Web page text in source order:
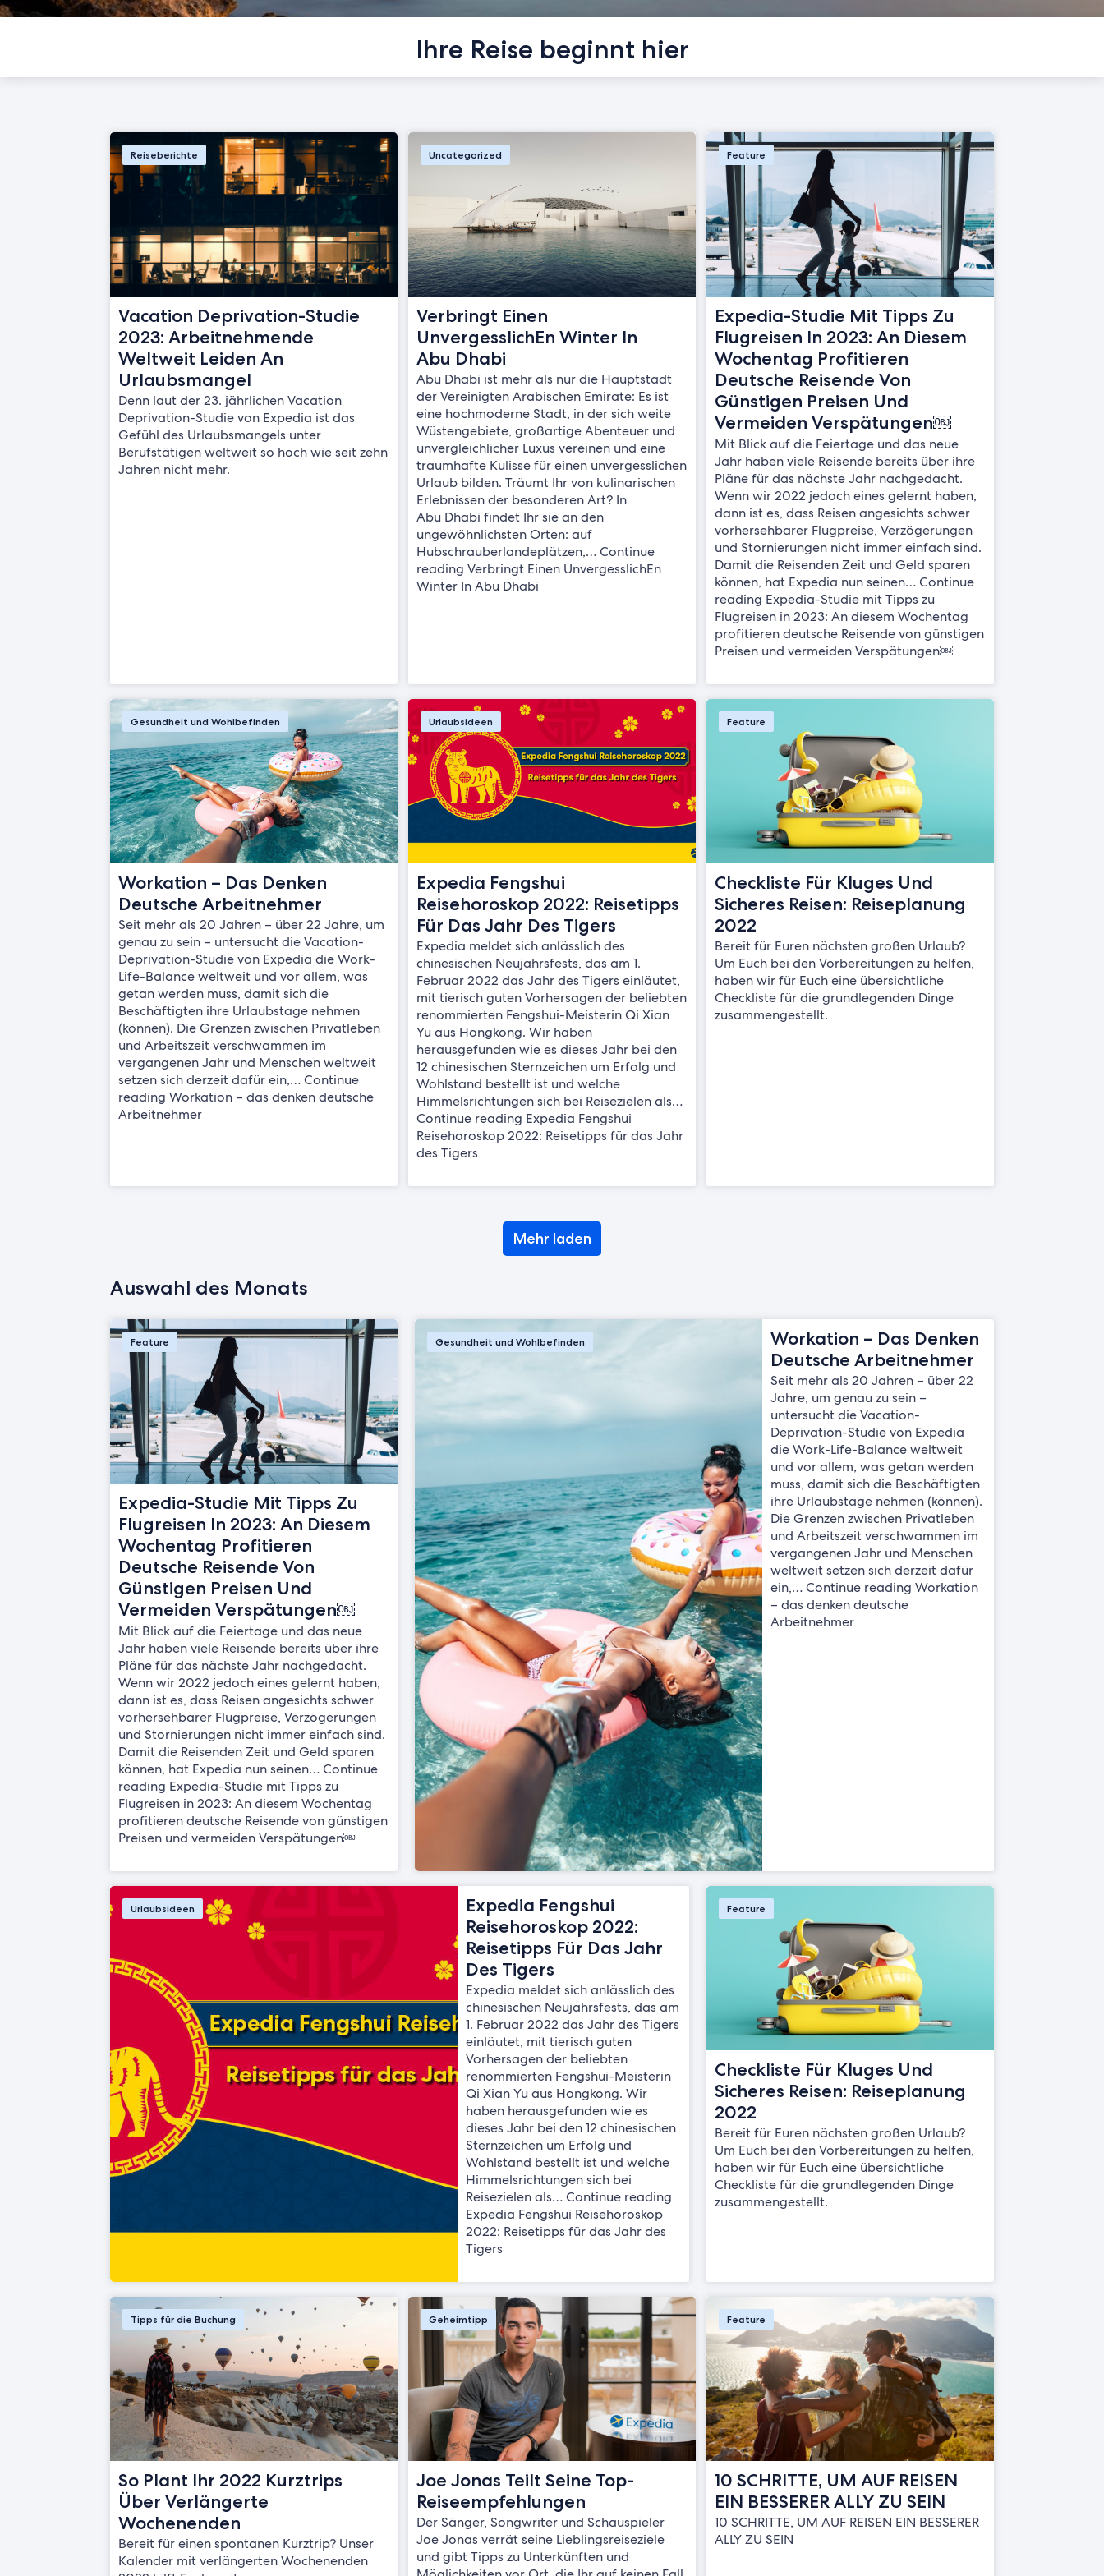
Ihre Reise beginnt hier
Reiseberichte
Vacation Deprivation-Studie
2023: Arbeitnehmende
Weltweit Leiden An
Urlaubsmangel
Denn laut der 23. jährlichen Vacation
Deprivation-Studie von Expedia ist das
Gefühl des Urlaubsmangels unter
Berufstätigen weltweit so hoch wie seit zehn
Jahren nicht mehr.
Uncategorized
Verbringt Einen
UnvergesslichEn Winter In
Abu Dhabi
Abu Dhabi ist mehr als nur die Hauptstadt
der Vereinigten Arabischen Emirate: Es ist
eine hochmoderne Stadt, in der sich weite
Wüstengebiete, großartige Abenteuer und
unvergleichlicher Luxus vereinen und eine
traumhafte Kulisse für einen unvergesslichen
Urlaub bilden. Träumt Ihr von kulinarischen
Erlebnissen der besonderen Art? In
Abu Dhabi findet Ihr sie an den
ungewöhnlichsten Orten: auf
Hubschrauberlandeplätzen,… Continue
reading Verbringt Einen UnvergesslichEn
Winter In Abu Dhabi
Feature
Expedia-Studie Mit Tipps Zu
Flugreisen In 2023: An Diesem
Wochentag Profitieren
Deutsche Reisende Von
Günstigen Preisen Und
Vermeiden Verspätungen￼
Mit Blick auf die Feiertage und das neue
Jahr haben viele Reisende bereits über ihre
Pläne für das nächste Jahr nachgedacht.
Wenn wir 2022 jedoch eines gelernt haben,
dann ist es, dass Reisen angesichts schwer
vorhersehbarer Flugpreise, Verzögerungen
und Stornierungen nicht immer einfach sind.
Damit die Reisenden Zeit und Geld sparen
können, hat Expedia nun seinen… Continue
reading Expedia-Studie mit Tipps zu
Flugreisen in 2023: An diesem Wochentag
profitieren deutsche Reisende von günstigen
Preisen und vermeiden Verspätungen￼
Gesundheit und Wohlbefinden
Workation – Das Denken
Deutsche Arbeitnehmer
Seit mehr als 20 Jahren – über 22 Jahre, um
genau zu sein – untersucht die Vacation-
Deprivation-Studie von Expedia die Work-
Life-Balance weltweit und vor allem, was
getan werden muss, damit sich die
Beschäftigten ihre Urlaubstage nehmen
(können). Die Grenzen zwischen Privatleben
und Arbeitszeit verschwammen im
vergangenen Jahr und Menschen weltweit
setzen sich derzeit dafür ein,… Continue
reading Workation – das denken deutsche
Arbeitnehmer
Urlaubsideen
Expedia Fengshui
Reisehoroskop 2022: Reisetipps
Für Das Jahr Des Tigers
Expedia meldet sich anlässlich des
chinesischen Neujahrsfests, das am 1.
Februar 2022 das Jahr des Tigers einläutet,
mit tierisch guten Vorhersagen der beliebten
renommierten Fengshui-Meisterin Qi Xian
Yu aus Hongkong. Wir haben
herausgefunden wie es dieses Jahr bei den
12 chinesischen Sternzeichen um Erfolg und
Wohlstand bestellt ist und welche
Himmelsrichtungen sich bei Reisezielen als…
Continue reading Expedia Fengshui
Reisehoroskop 2022: Reisetipps für das Jahr
des Tigers
Feature
Checkliste Für Kluges Und
Sicheres Reisen: Reiseplanung
2022
Bereit für Euren nächsten großen Urlaub?
Um Euch bei den Vorbereitungen zu helfen,
haben wir für Euch eine übersichtliche
Checkliste für die grundlegenden Dinge
zusammengestellt.
Mehr laden
Auswahl des Monats
Feature
Expedia-Studie Mit Tipps Zu
Flugreisen In 2023: An Diesem
Wochentag Profitieren
Deutsche Reisende Von
Günstigen Preisen Und
Vermeiden Verspätungen￼
Mit Blick auf die Feiertage und das neue
Jahr haben viele Reisende bereits über ihre
Pläne für das nächste Jahr nachgedacht.
Wenn wir 2022 jedoch eines gelernt haben,
dann ist es, dass Reisen angesichts schwer
vorhersehbarer Flugpreise, Verzögerungen
und Stornierungen nicht immer einfach sind.
Damit die Reisenden Zeit und Geld sparen
können, hat Expedia nun seinen… Continue
reading Expedia-Studie mit Tipps zu
Flugreisen in 2023: An diesem Wochentag
profitieren deutsche Reisende von günstigen
Preisen und vermeiden Verspätungen￼
Gesundheit und Wohlbefinden
Workation – Das Denken
Deutsche Arbeitnehmer
Seit mehr als 20 Jahren – über 22
Jahre, um genau zu sein –
untersucht die Vacation-
Deprivation-Studie von Expedia
die Work-Life-Balance weltweit
und vor allem, was getan werden
muss, damit sich die Beschäftigten
ihre Urlaubstage nehmen (können).
Die Grenzen zwischen Privatleben
und Arbeitszeit verschwammen im
vergangenen Jahr und Menschen
weltweit setzen sich derzeit dafür
ein,… Continue reading Workation
– das denken deutsche
Arbeitnehmer
Urlaubsideen
Expedia Fengshui
Reisehoroskop 2022:
Reisetipps Für Das Jahr
Des Tigers
Expedia meldet sich anlässlich des
chinesischen Neujahrsfests, das am
1. Februar 2022 das Jahr des Tigers
einläutet, mit tierisch guten
Vorhersagen der beliebten
renommierten Fengshui-Meisterin
Qi Xian Yu aus Hongkong. Wir
haben herausgefunden wie es
dieses Jahr bei den 12 chinesischen
Sternzeichen um Erfolg und
Wohlstand bestellt ist und welche
Himmelsrichtungen sich bei
Reisezielen als… Continue reading
Expedia Fengshui Reisehoroskop
2022: Reisetipps für das Jahr des
Tigers
Feature
Checkliste Für Kluges Und
Sicheres Reisen: Reiseplanung
2022
Bereit für Euren nächsten großen Urlaub?
Um Euch bei den Vorbereitungen zu helfen,
haben wir für Euch eine übersichtliche
Checkliste für die grundlegenden Dinge
zusammengestellt.
Tipps für die Buchung
So Plant Ihr 2022 Kurztrips
Über Verlängerte
Wochenenden
Bereit für einen spontanen Kurztrip? Unser
Kalender mit verlängerten Wochenenden
Geheimtipp
Joe Jonas Teilt Seine Top-
Reiseempfehlungen
Der Sänger, Songwriter und Schauspieler
Joe Jonas verrät seine Lieblingsreiseziele
und gibt Tipps zu Unterkünften und
Feature
10 SCHRITTE, UM AUF REISEN
EIN BESSERER ALLY ZU SEIN
10 SCHRITTE, UM AUF REISEN EIN BESSERER
ALLY ZU SEIN